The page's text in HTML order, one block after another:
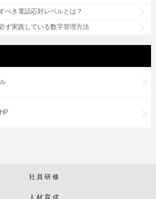
べき電話応対レベルとは？
ず実践している数字管理方法
社員研修
人材育成